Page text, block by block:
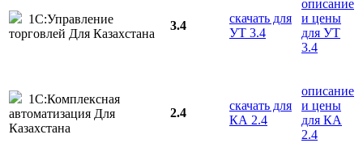
1С:Управление
торговлей Для Казахстана
3.4
скачать для
УТ 3.4
описание
и цены
для УТ
3.4
1С:Комплексная
автоматизация Для
Казахстана
2.4
скачать для
КА 2.4
описание
и цены
для КА
2.4